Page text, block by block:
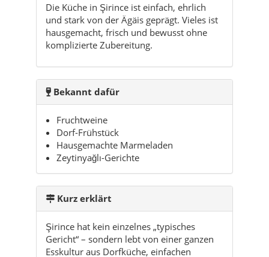
Die Küche in Şirince ist einfach, ehrlich
und stark von der Ägäis geprägt. Vieles ist
hausgemacht, frisch und bewusst ohne
komplizierte Zubereitung.
Bekannt dafür
Fruchtweine
Dorf-Frühstück
Hausgemachte Marmeladen
Zeytinyağlı-Gerichte
Kurz erklärt
Şirince hat kein einzelnes „typisches
Gericht“ – sondern lebt von einer ganzen
Esskultur aus Dorfküche, einfachen